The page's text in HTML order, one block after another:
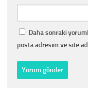
Daha sonraki
posta adresim ve site